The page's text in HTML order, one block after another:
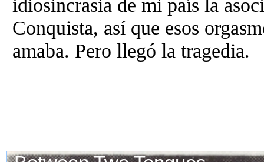
idiosincrasia de mi país la
Conquista, así que esos
amaba. Pero llegó la tragedia.